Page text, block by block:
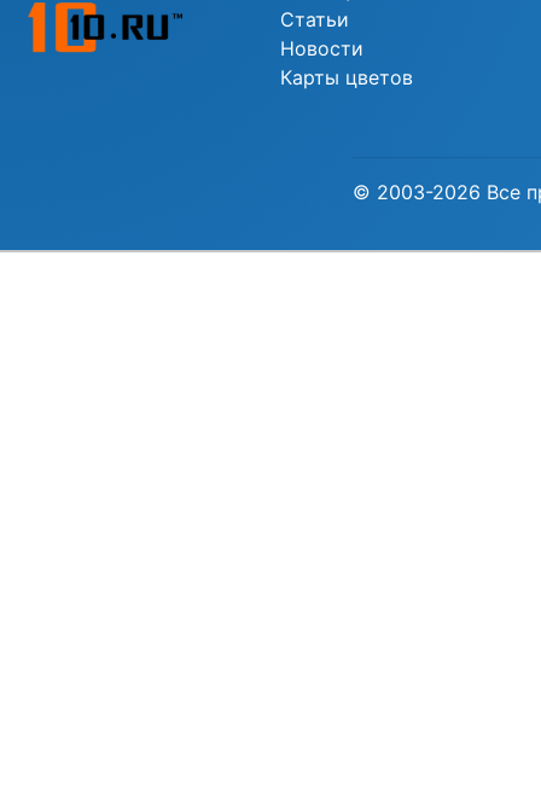
Статьи
Новости
Карты цветов
© 2003-2026 Все